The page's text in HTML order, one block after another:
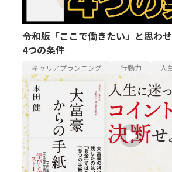
令和版「ここで働きたい」と思わせ
4つの条件
キャリアプランニング 行動力 人